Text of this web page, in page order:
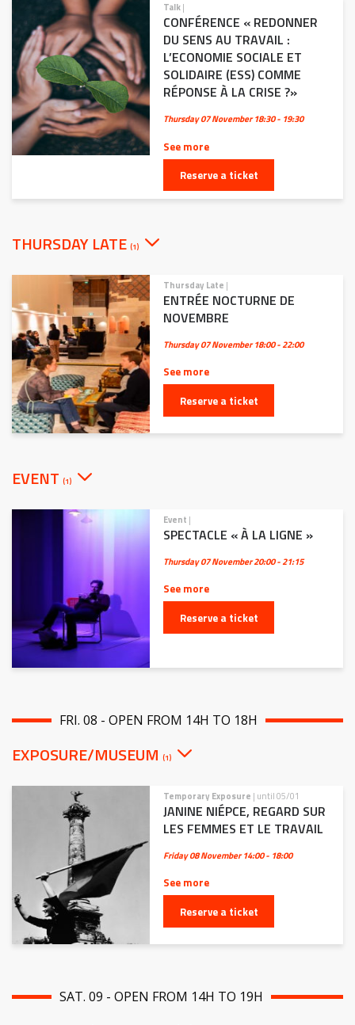
Talk|
CONFÉRENCE « REDONNER
DU SENS AU TRAVAIL :
L’ECONOMIE SOCIALE ET
SOLIDAIRE (ESS) COMME
RÉPONSE À LA CRISE ?»
Thursday 07 November18:30 - 19:30
See more
Reserve a ticket
THURSDAY LATE (1)
Thursday Late |
ENTRÉE NOCTURNE DE
NOVEMBRE
Thursday 07 November18:00 - 22:00
See more
Reserve a ticket
EVENT (1)
Event |
SPECTACLE « À LA LIGNE »
Thursday 07 November20:00 - 21:15
See more
Reserve a ticket
FRI. 08 - OPEN FROM 14H TO 18H
EXPOSURE/MUSEUM (1)
Temporary Exposure | until 05/01
JANINE NIÉPCE, REGARD SUR
LES FEMMES ET LE TRAVAIL
Friday 08 November14:00 - 18:00
See more
Reserve a ticket
SAT. 09 - OPEN FROM 14H TO 19H